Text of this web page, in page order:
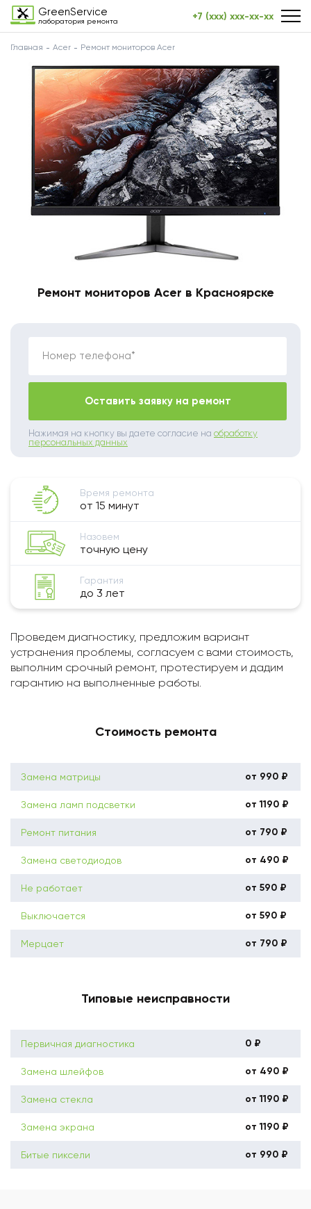
GreenService
лаборатория ремонта +7 (xxx) xxx-xx-xx
Главная Acer Ремонт мониторов Acer
Ремонт мониторов Acer в Красноярске
Номер телефона*
Оставить заявку на ремонт
Нажимая на кнопку вы даете согласие на обработку
персональных данных
Время ремонта
от 15 минут
Назовем
точную цену
Гарантия
до 3 лет
Проведем диагностику, предложим вариант
устранения проблемы, согласуем с вами стоимость,
выполним срочный ремонт, протестируем и дадим
гарантию на выполненные работы.
Стоимость ремонта
Замена матрицы от 990 ₽
Замена ламп подсветки от 1190 ₽
Ремонт питания от 790 ₽
Замена светодиодов от 490 ₽
Не работает от 590 ₽
Выключается от 590 ₽
Мерцает от 790 ₽
Типовые неисправности
Первичная диагностика 0 ₽
Замена шлейфов от 490 ₽
Замена стекла от 1190 ₽
Замена экрана от 1190 ₽
Битые пиксели от 990 ₽